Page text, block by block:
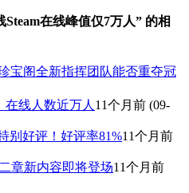
在线峰值仅7万人” 的相
宝阁全新指挥团队能否重夺冠
在线人数近万人 11个月前 (09-
别好评！好评率81%11个月前
章新内容即将登场11个月前